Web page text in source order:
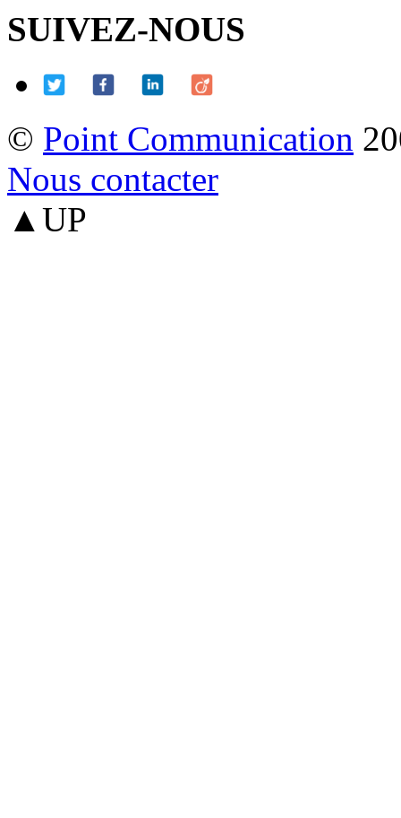
SUIVEZ-NOUS
© Point Communication
Nous contacter
▲UP